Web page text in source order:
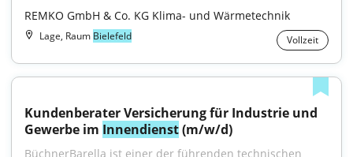
REMKO GmbH & Co. KG Klima- und Wärmetechnik
Lage, Raum Bielefeld Vollzeit
Kundenberater Versicherung für Industrie und
Gewerbe im Innendienst (m/w/d)
BüchnerBarella ist einer der führenden technischen